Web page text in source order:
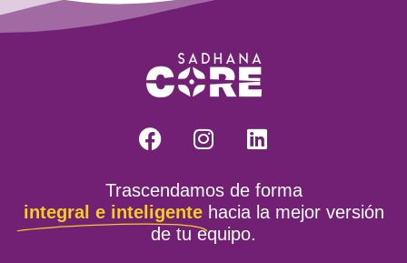
Trascendamos de forma
integral e inteligente hacia la mejor versión
de tu equipo.